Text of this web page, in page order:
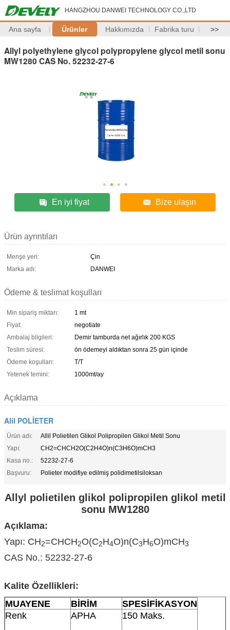
HANGZHOU DANWEI TECHNOLOGY CO.,LTD
Ana sayfa Ürünler Hakkımızda Fabrika turu >>
Allyl polyethylene glycol polypropylene glycol metil sonu
MW1280 CAS No. 52232-27-6
En iyi fiyat Bize ulaşın
Ürün ayrıntıları
Menşe yeri:
Çin
Marka adı:
DANWEI
Ödeme & teslimat koşulları
Min sipariş miktarı:
1 mt
Fiyat:
negotiate
Ambalaj bilgileri:
Demir tamburda net ağırlık 200 KGS
Teslim süresi:
ön ödemeyi aldıktan sonra 25 gün içinde
Ödeme koşulları:
T/T
Yetenek temini:
1000mt/ay
Açıklama
Alil POLİETER
Ürün adı:
Allil Polietilen Glikol Polipropilen Glikol Metil Sonu
Yapı:
CH2=CHCH2O(C2H4O)n(C3H6O)mCH3
Kasa no.:
52232-27-6
Başvuru:
Polieter modifiye edilmiş polidimetilsiloksan
Allyl polietilen glikol polipropilen glikol metil
sonu MW1280
Açıklama:
Yapı: CH2=CHCH2O(C2H4O)n(C3H6O)mCH3
CAS No.: 52232-27-6
Kalite Özellikleri:
MUAYENE
BİRİM
SPESİFİKASYON
Renk
APHA 150 Maks.